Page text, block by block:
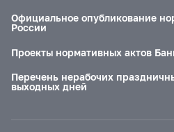
Официальное опубликование
России
Проекты нормативных актов
Перечень нерабочих
выходных дней